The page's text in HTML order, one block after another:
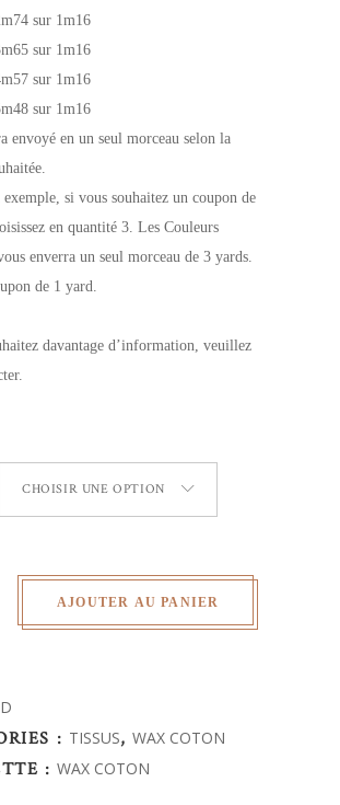
sur 1m16
sur 1m16
sur 1m16
sur 1m16
envoyé en un seul morceau selon la
exemple, si vous souhaitez un coupon de
en quantité 3. Les Couleurs
enverra un seul morceau de 3 yards.
de 1 yard.
davantage d’information, veuillez
CHOISIR UNE OPTION
AJOUTER AU PANIER
: TISSUS,WAX COTON
:WAX COTON